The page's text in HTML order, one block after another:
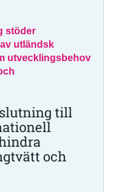
stöder
utländsk
utvecklingsbehov
till
och